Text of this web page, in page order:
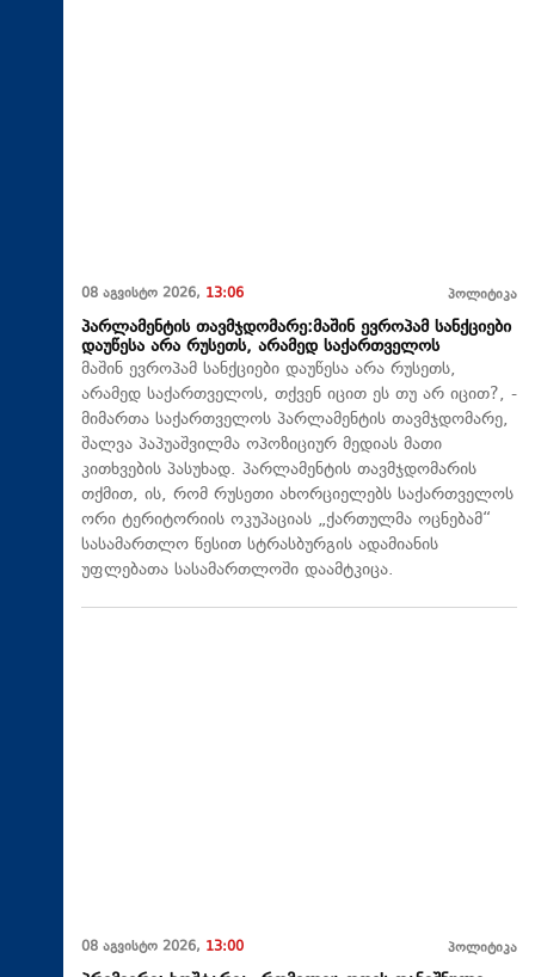
08 აგვისტო 2026, 13:06 პოლიტიკა
პარლამენტის თავმჯდომარე:მაშინ ევროპამ სანქციები
დაუწესა არა რუსეთს, არამედ საქართველოს
მაშინ ევროპამ სანქციები დაუწესა არა რუსეთს,
არამედ საქართველოს, თქვენ იცით ეს თუ არ იცით?, -
მიმართა საქართველოს პარლამენტის თავმჯდომარე,
შალვა პაპუაშვილმა ოპოზიციურ მედიას მათი
კითხვების პასუხად. პარლამენტის თავმჯდომარის
თქმით, ის, რომ რუსეთი ახორციელებს საქართველოს
ორი ტერიტორიის ოკუპაციას „ქართულმა ოცნებამ“
სასამართლო წესით სტრასბურგის ადამიანის
უფლებათა სასამართლოში დაამტკიცა.
08 აგვისტო 2026, 13:00 პოლიტიკა